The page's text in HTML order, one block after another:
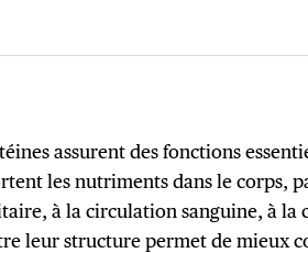
assurent des fonctions
les nutriments dans le corps,
à la circulation sanguine, à la
leur structure permet de mieux